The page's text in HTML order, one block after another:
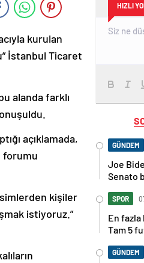
kurulan
İstanbul Ticaret
alanda farklı
açıklamada,
forumu
kişiler
istiyoruz.”
HIZLI
GÜNDEM
Joe
Senato
SPOR
En fazla
Tam 5
GÜNDEM